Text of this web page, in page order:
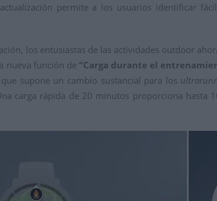
permite a los usuarios identificar
los entusiastas de las actividades outdoor
nueva función de “Carga durante el
supone un cambio sustancial para los
carga rápida de 20 minutos proporciona hasta